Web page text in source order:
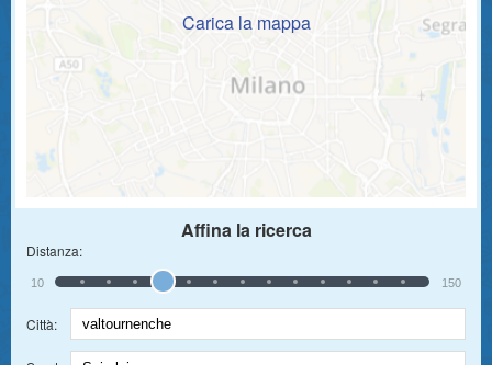
Carica la mappa
Affina la ricerca
Distanza:
10 150
Città: